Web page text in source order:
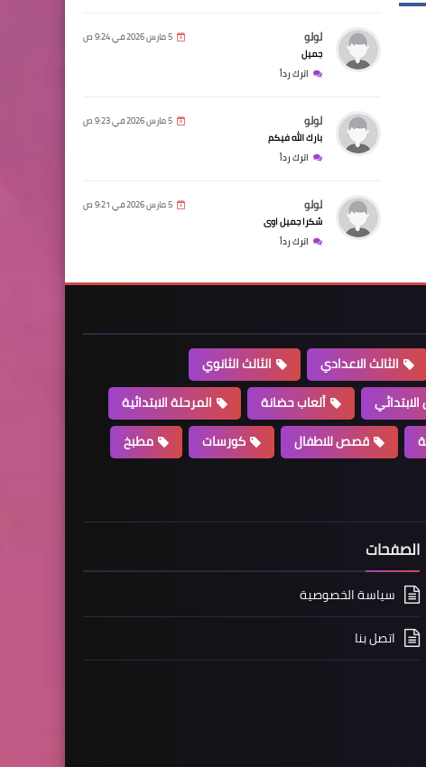
لولو 5 مارس 2026 في 9:24 ص
جميل
اترك رداً
لولو 5 مارس 2026 في 9:23 ص
بارك الله فيكم
اترك رداً
لولو 5 مارس 2026 في 9:21 ص
شكرا جميل اوى
اترك رداً
الثالث الاعدادي
الثالث الثانوي
ألعاب حضانة
المرحلة الابتدائية
قصص للاطفال كورسات
مطبخ
الصفحات
سياسة الخصوصية
اتصل بنا